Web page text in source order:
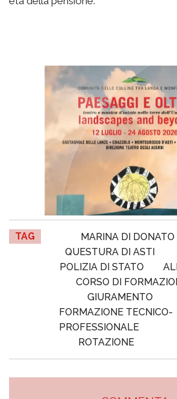
TAG
MARINA DI DONATO
QUESTURA DI ASTI
POLIZIA DI STATO
CORSO DI
GIURAMENTO
FORMAZIONE TECNICO-
PROFESSIONALE
ROTAZIONE